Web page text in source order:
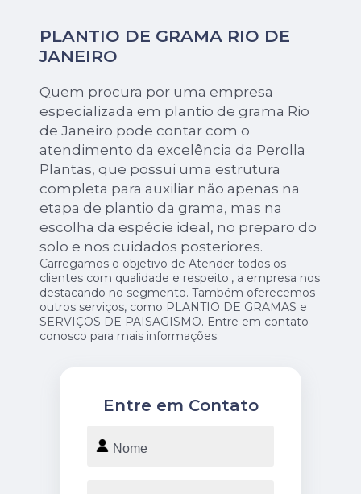
PLANTIO DE GRAMA RIO DE
JANEIRO
Quem procura por uma empresa
especializada em plantio de grama Rio
de Janeiro pode contar com o
atendimento da excelência da Perolla
Plantas, que possui uma estrutura
completa para auxiliar não apenas na
etapa de plantio da grama, mas na
escolha da espécie ideal, no preparo do
solo e nos cuidados posteriores.
Carregamos o objetivo de Atender todos os
clientes com qualidade e respeito., a empresa nos
destacando no segmento. Também oferecemos
outros serviços, como PLANTIO DE GRAMAS e
SERVIÇOS DE PAISAGISMO. Entre em contato
conosco para mais informações.
Entre em Contato